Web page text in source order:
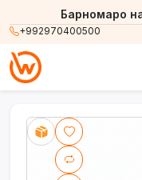
+992970400500
Барномаро